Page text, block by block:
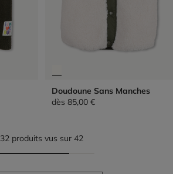
Doudoune Sans Manches
dès 85,00 €
32 produits vus sur 42